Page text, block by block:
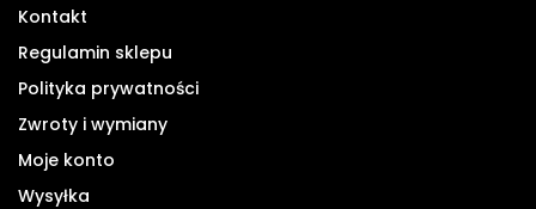
Kontakt
Regulamin sklepu
Polityka prywatności
Zwroty i wymiany
Moje konto
Wysyłka